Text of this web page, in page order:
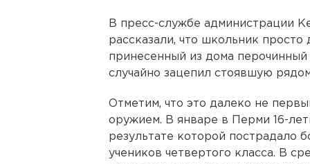
В пресс-службе администрации
рассказали, что школьник
принесенный из дома
случайно зацепил стоявшую
Отметим, что это далеко не
оружием. В январе в Перми 16-
результате которой пострадало
учеников четвертого класса. В